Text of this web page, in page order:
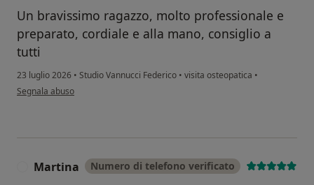
Un bravissimo ragazzo, molto professionale e
preparato, cordiale e alla mano, consiglio a
tutti
23 luglio 2026 • Studio Vannucci Federico • visita osteopatica •
secondo l'opinione dell'utente FF
Segnala abuso
Martina Numero di telefono verificato